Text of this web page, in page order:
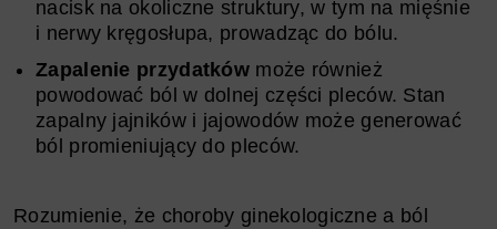
nacisk na okoliczne struktury, w tym na mięśnie
i nerwy kręgosłupa, prowadząc do bólu.
Zapalenie przydatków może również
powodować ból w dolnej części pleców. Stan
zapalny jajników i jajowodów może generować
ból promieniujący do pleców.
Rozumienie, że choroby ginekologiczne a ból